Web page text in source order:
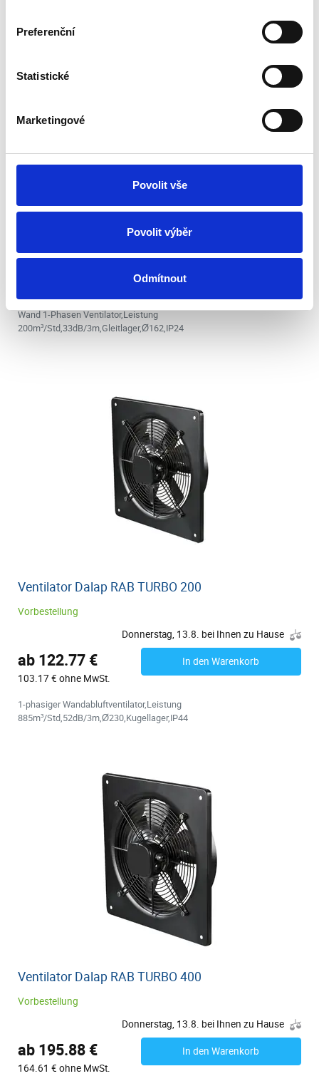
Preferenční
Statistické
Marketingové
Povolit vše
Povolit výběr
Odmítnout
Wand 1-Phasen Ventilator,Leistung
200m³/Std,33dB/3m,Gleitlager,Ø162,IP24
Ventilator Dalap RAB TURBO 200
Vorbestellung
Donnerstag, 13.8. bei Ihnen zu Hause
ab 122.77 €
103.17 € ohne MwSt.
In den Warenkorb
1-phasiger Wandabluftventilator,Leistung
885m³/Std,52dB/3m,Ø230,Kugellager,IP44
Ventilator Dalap RAB TURBO 400
Vorbestellung
Donnerstag, 13.8. bei Ihnen zu Hause
ab 195.88 €
164.61 € ohne MwSt.
In den Warenkorb